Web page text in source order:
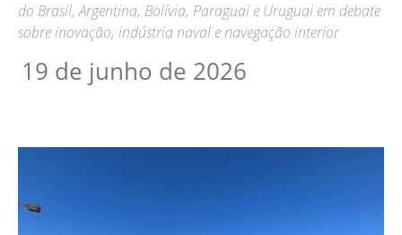
do Brasil, Argentina, Bolívia, Paraguai e Uruguai em debate
sobre inovação, indústria naval e navegação interior
19 de junho de 2026